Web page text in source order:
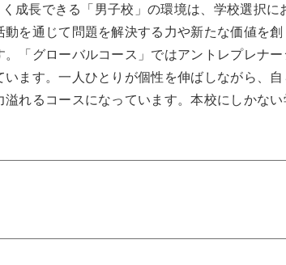
成長できる「男子校」の環境は、学校選択に
を通じて問題を解決する力や新たな価値を創
「グローバルコース」ではアントレプレナ
ます。一人ひとりが個性を伸ばしながら、
れるコースになっています。本校にしかな